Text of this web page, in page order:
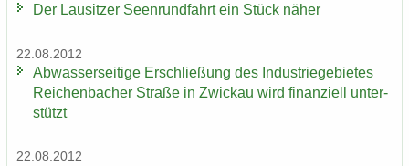
Der Lau­sit­zer Seen­rund­fahrt ein Stück näher
22.08.2012
Ab­was­ser­sei­ti­ge Er­schlie­ßung des In­dus­trie­ge­bie­tes
Rei­chen­ba­cher Stra­ße in Zwi­ckau wird fi­nan­zi­ell un­ter­
stützt
22.08.2012